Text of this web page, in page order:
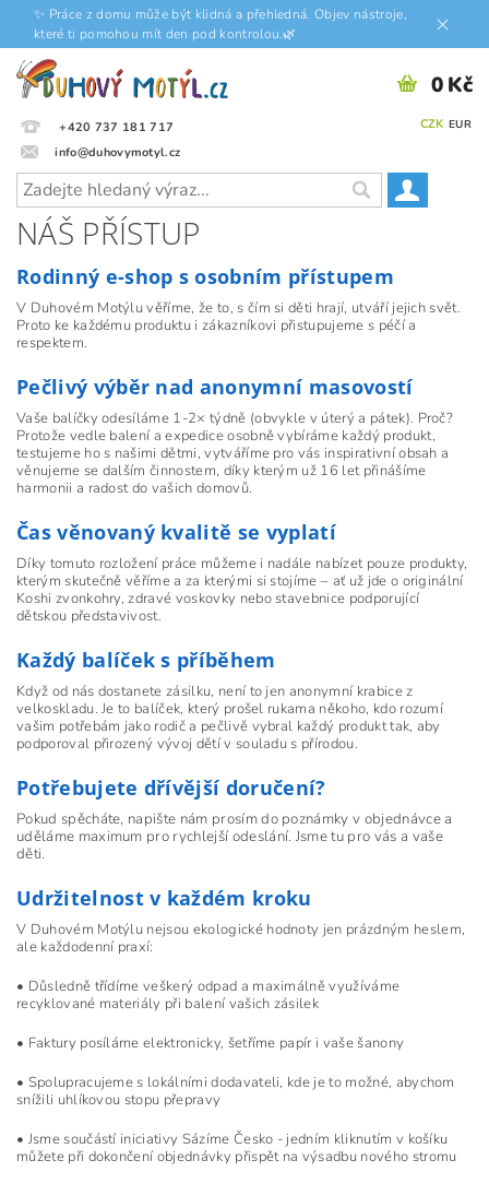
✨ Práce z domu může být klidná a přehledná. Objev nástroje,
které ti pomohou mít den pod kontrolou.🌿
+420 737 181 717
info@duhovymotyl.cz
CZK EUR
0 Kč
NÁŠ PŘÍSTUP
Rodinný e-shop s osobním přístupem
V Duhovém Motýlu věříme, že to, s čím si děti hrají, utváří jejich svět.
Proto ke každému produktu i zákazníkovi přistupujeme s péčí a
respektem.
Pečlivý výběr nad anonymní masovostí
Vaše balíčky odesíláme 1-2× týdně (obvykle v úterý a pátek). Proč?
Protože vedle balení a expedice osobně vybíráme každý produkt,
testujeme ho s našimi dětmi, vytváříme pro vás inspirativní obsah a
věnujeme se dalším činnostem, díky kterým už 16 let přinášíme
harmonii a radost do vašich domovů.
Čas věnovaný kvalitě se vyplatí
Díky tomuto rozložení práce můžeme i nadále nabízet pouze produkty,
kterým skutečně věříme a za kterými si stojíme – ať už jde o originální
Koshi zvonkohry, zdravé voskovky nebo stavebnice podporující
dětskou představivost.
Každý balíček s příběhem
Když od nás dostanete zásilku, není to jen anonymní krabice z
velkoskladu. Je to balíček, který prošel rukama někoho, kdo rozumí
vašim potřebám jako rodič a pečlivě vybral každý produkt tak, aby
podporoval přirozený vývoj dětí v souladu s přírodou.
Potřebujete dřívější doručení?
Pokud spěcháte, napište nám prosím do poznámky v objednávce a
uděláme maximum pro rychlejší odeslání. Jsme tu pro vás a vaše
děti.
Udržitelnost v každém kroku
V Duhovém Motýlu nejsou ekologické hodnoty jen prázdným heslem,
ale každodenní praxí:
• Důsledně třídíme veškerý odpad a maximálně využíváme
recyklované materiály při balení vašich zásilek
• Faktury posíláme elektronicky, šetříme papír i vaše šanony
• Spolupracujeme s lokálními dodavateli, kde je to možné, abychom
snížili uhlíkovou stopu přepravy
• Jsme součástí iniciativy Sázíme Česko - jedním kliknutím v košíku
můžete při dokončení objednávky přispět na výsadbu nového stromu